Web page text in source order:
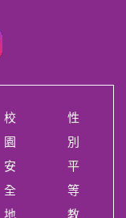
校
園
安
全
地
性
別
平
等
教